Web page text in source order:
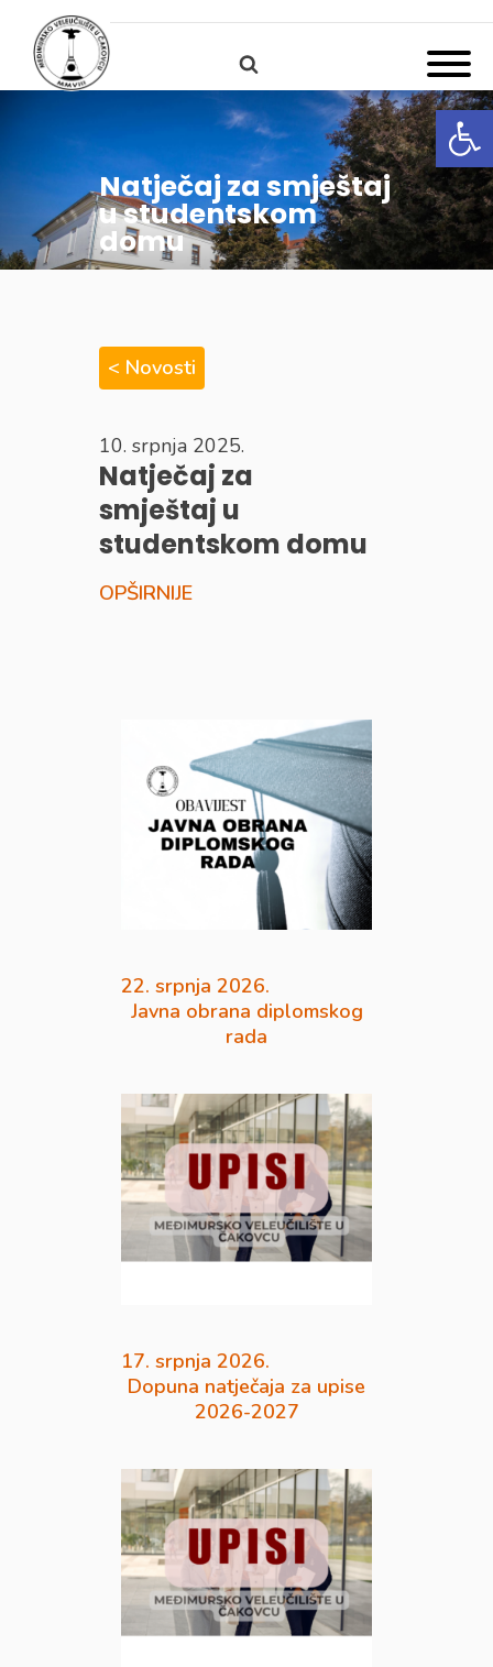
Natječaj za smještaj
u studentskom
domu
< Novosti
10. srpnja 2025.
Natječaj za
smještaj u
studentskom domu
OPŠIRNIJE
22. srpnja 2026.
Javna obrana diplomskog
rada
17. srpnja 2026.
Dopuna natječaja za upise
2026-2027